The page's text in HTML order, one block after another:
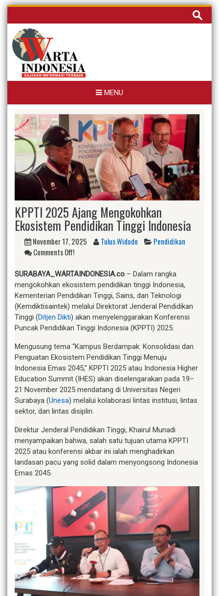
Skip
content
Cari
untuk:
MENU
KPPTI 2025 Ajang Mengokohkan
Ekosistem Pendidikan Tinggi Indonesia
November 17, 2025 Tulus Widodo
Pendidikan
Comments Off!
SURABAYA_WARTAINDONESIA.co – Dalam rangka
mengokohkan ekosistem pendidikan tinggi Indonesia,
Kementerian Pendidikan Tinggi, Sains, dan Teknologi
(Kemdiktisaintek) melalui Direktorat Jenderal Pendidikan
Tinggi (Ditjen Dikti) akan menyelenggarakan Konferensi
Puncak Pendidikan Tinggi Indonesia (KPPTI) 2025.
Mengusung tema “Kampus Berdampak: Konsolidasi dan
Penguatan Ekosistem Pendidikan Tinggi Menuju
Indonesia Emas 2045,” KPPTI 2025 atau Indonesia Higher
Education Summit (IHES) akan diselengarakan pada 19–
21 November 2025 mendatang di Universitas Negeri
Surabaya (Unesa) melalui kolaborasi lintas institusi, lintas
sektor, dan lintas disiplin.
Direktur Jenderal Pendidikan Tinggi, Khairul Munadi
menyampaikan bahwa, salah satu tujuan utama KPPTI
2025 atau konferensi akbar ini ialah menghadirkan
landasan pacu yang solid dalam menyongsong Indonesia
Emas 2045.